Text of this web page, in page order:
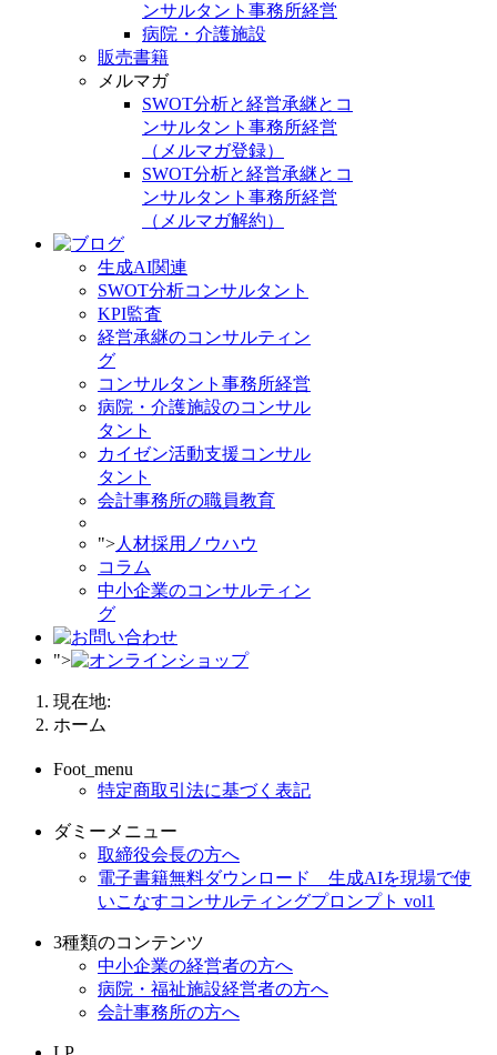
ンサルタント事務所経営
病院・介護施設
販売書籍
メルマガ
SWOT分析と経営承継とコ
ンサルタント事務所経営
（メルマガ登録）
SWOT分析と経営承継とコ
ンサルタント事務所経営
（メルマガ解約）
生成AI関連
SWOT分析コンサルタント
KPI監査
経営承継のコンサルティン
グ
コンサルタント事務所経営
病院・介護施設のコンサル
タント
カイゼン活動支援コンサル
タント
会計事務所の職員教育
">人材採用ノウハウ
コラム
中小企業のコンサルティン
グ
">
現在地:
ホーム
Foot_menu
特定商取引法に基づく表記
ダミーメニュー
取締役会長の方へ
電子書籍無料ダウンロード 生成AIを現場で使
いこなすコンサルティングプロンプト vol1
3種類のコンテンツ
中小企業の経営者の方へ
病院・福祉施設経営者の方へ
会計事務所の方へ